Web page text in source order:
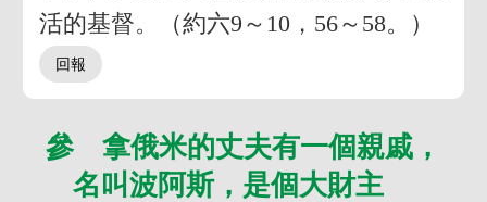
活的基督。（約六9～10，56～58。）
參 拿俄米的丈夫有一個親戚，
名叫波阿斯，是個大財主